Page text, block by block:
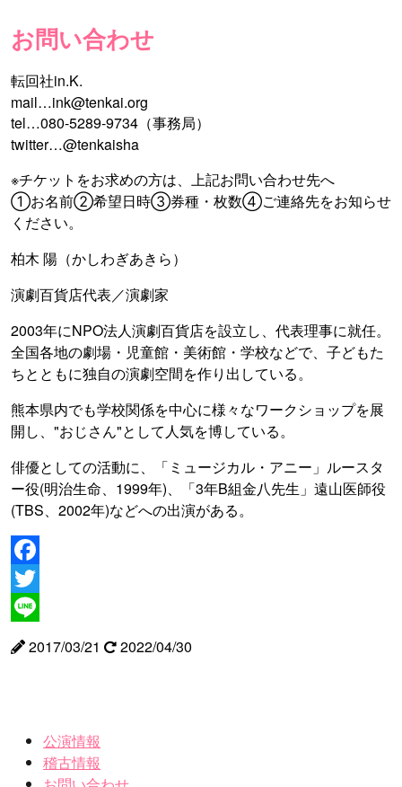
お問い合わせ
転回社in.K.
mail…ink@tenkai.org
tel…080-5289-9734（事務局）
twitter…@tenkaisha
※チケットをお求めの方は、上記お問い合わせ先へ
①お名前②希望日時③券種・枚数④ご連絡先をお知らせ
ください。
柏木 陽（かしわぎあきら）
演劇百貨店代表／演劇家
2003年にNPO法人演劇百貨店を設立し、代表理事に就任。
全国各地の劇場・児童館・美術館・学校などで、子どもた
ちとともに独自の演劇空間を作り出している。
熊本県内でも学校関係を中心に様々なワークショップを展
開し、"おじさん"として人気を博している。
俳優としての活動に、「ミュージカル・アニー」ルースタ
ー役(明治生命、1999年)、「3年B組金八先生」遠山医師役
(TBS、2002年)などへの出演がある。
Facebook
Twitter
Line
2017/03/21 2022/04/30
公演情報
稽古情報